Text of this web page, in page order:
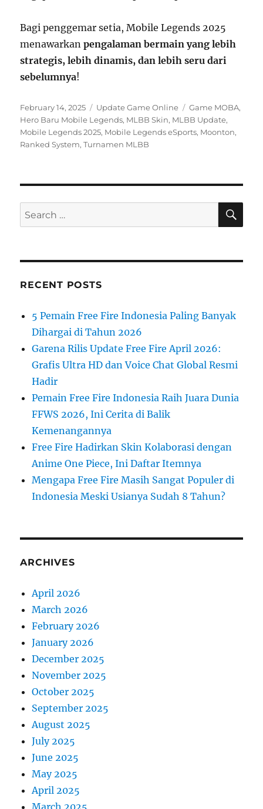
Bagi penggemar setia, Mobile Legends 2025
menawarkanpengalaman bermain yang lebih
strategis, lebih dinamis, dan lebih seru dari
sebelumnya!
Posted
on
February 14, 2025 Categories
Update Game Online Tags
Game MOBA,
Hero Baru Mobile Legends, MLBB Skin, MLBB Update,
Mobile Legends 2025, Mobile Legends eSports, Moonton,
Ranked System,Turnamen MLBB
Search
for:
RECENT POSTS
5 Pemain Free Fire Indonesia Paling Banyak
Dihargai di Tahun 2026
Garena Rilis Update Free Fire April 2026:
Grafis Ultra HD dan Voice Chat Global Resmi
Hadir
Pemain Free Fire Indonesia Raih Juara Dunia
FFWS 2026, Ini Cerita di Balik
Kemenangannya
Free Fire Hadirkan Skin Kolaborasi dengan
Anime One Piece, Ini Daftar Itemnya
Mengapa Free Fire Masih Sangat Populer di
Indonesia Meski Usianya Sudah 8 Tahun?
ARCHIVES
April 2026
March 2026
February 2026
January 2026
December 2025
November 2025
October 2025
September 2025
August 2025
July 2025
June 2025
May 2025
April 2025